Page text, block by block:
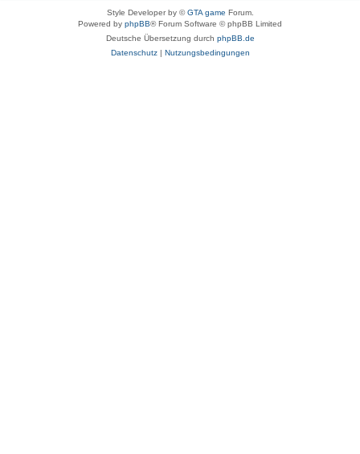
Style Developer by ©GTA game Forum.
Powered by phpBB® Forum Software © phpBB Limited
Deutsche Übersetzung durch phpBB.de
Datenschutz| Nutzungsbedingungen